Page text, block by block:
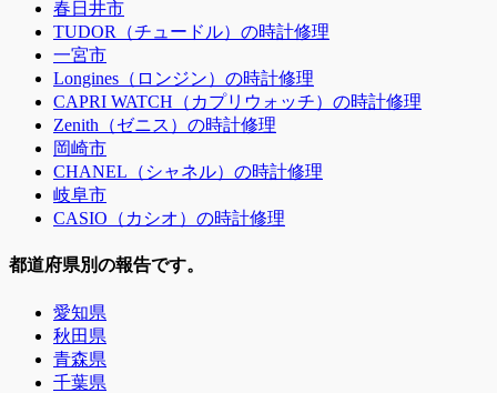
春日井市
TUDOR（チュードル）の時計修理
一宮市
Longines（ロンジン）の時計修理
CAPRI WATCH（カプリウォッチ）の時計修理
Zenith（ゼニス）の時計修理
岡崎市
CHANEL（シャネル）の時計修理
岐阜市
CASIO（カシオ）の時計修理
都道府県別の報告です。
愛知県
秋田県
青森県
千葉県